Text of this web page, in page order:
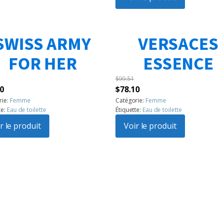
$142.31.$99.51.
ARMY
FOR HER
Le
prix
actuel
est :
$56.70.
Femme
Eau de toilette
le produit
VERSACES
ESSENCE
$99.51
Le
prix
initial
était :
$99.51.
$78.10Le
prix
actuel
est :
$78.10.
Catégorie: Femme
Étiquette: Eau de toilette
Voir le produit